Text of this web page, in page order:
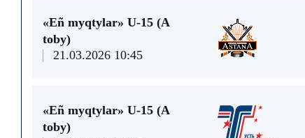
«Eñ myqtylar» U-15 (A
toby)
21.03.2026 10:45
«Eñ myqtylar» U-15 (A
toby)